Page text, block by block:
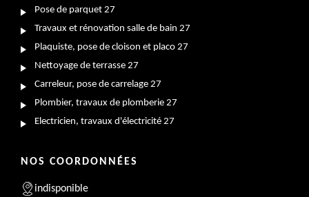
Pose de parquet 27
Travaux et rénovation salle de bain 27
Plaquiste, pose de cloison et placo 27
Nettoyage de terrasse 27
Carreleur, pose de carrelage 27
Plombier, travaux de plomberie 27
Electricien, travaux d'électricité 27
NOS COORDONNÉES
indisponible